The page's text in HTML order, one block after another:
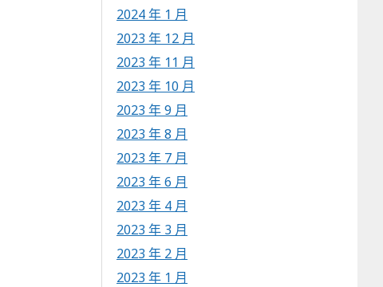
2024 年 1 月
2023 年 12 月
2023 年 11 月
2023 年 10 月
2023 年 9 月
2023 年 8 月
2023 年 7 月
2023 年 6 月
2023 年 4 月
2023 年 3 月
2023 年 2 月
2023 年 1 月